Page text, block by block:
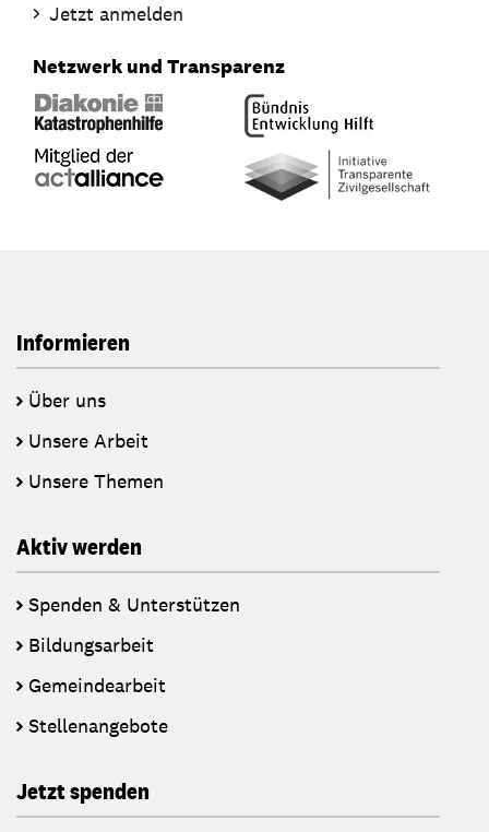
Jetzt anmelden
Netzwerk und Transparenz
Informieren
Über uns
Unsere Arbeit
Unsere Themen
Aktiv werden
Spenden & Unterstützen
Bildungsarbeit
Gemeindearbeit
Stellenangebote
Jetzt spenden